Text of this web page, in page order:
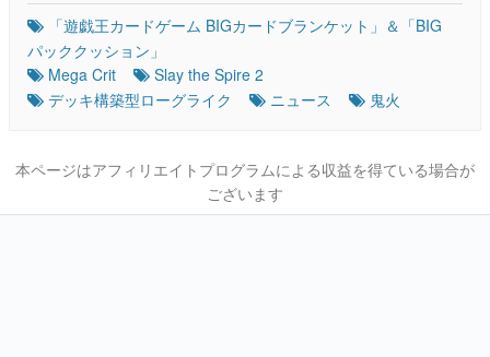
「遊戯王カードゲーム BIGカードブランケット」＆「BIG
パッククッション」
Mega Crit
Slay the Spire 2
デッキ構築型ローグライク
ニュース 鬼火
本ページはアフィリエイトプログラムによる収益を得ている場合が
ございます